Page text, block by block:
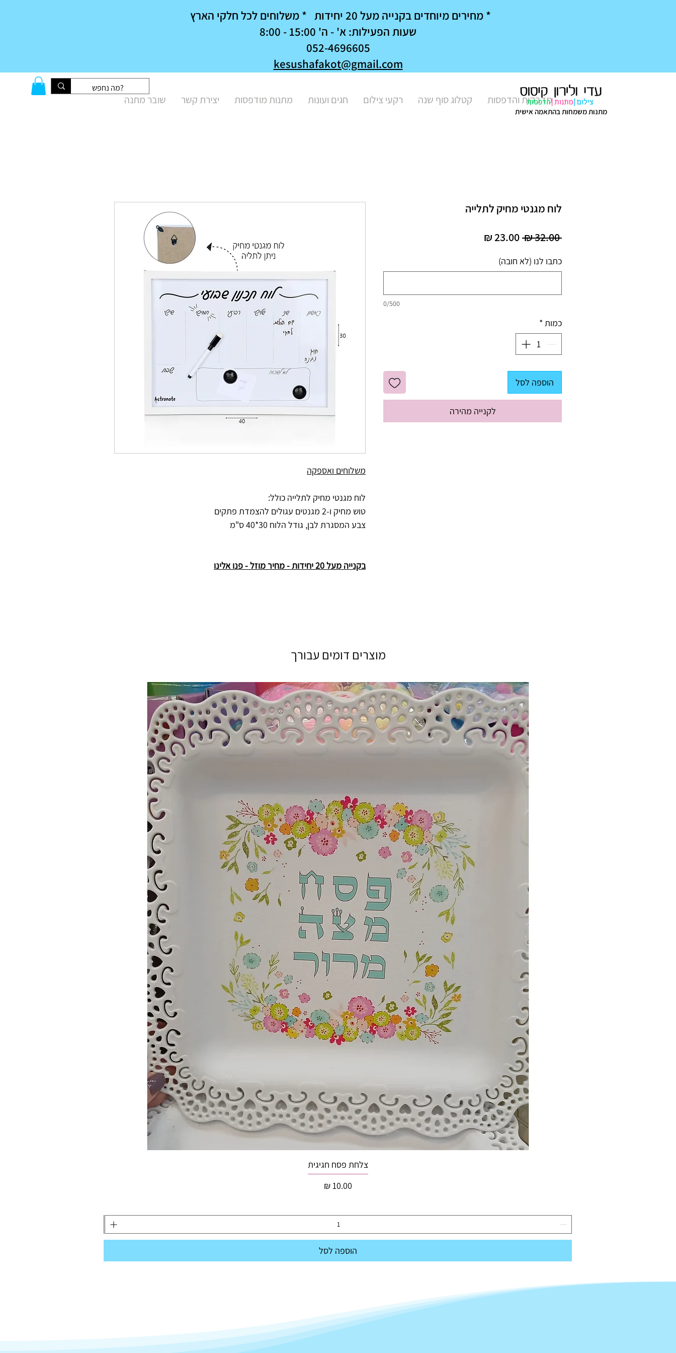
* מחירים מיוחדים בקנייה מעל 20 יחידות * משלוחים לכל חלקי הארץ
שעות הפעילות: א' - ה' 15:00 - 8:00
052-4696605
kesushafakot@gmail.com
מדבקות והדפסות קטלוג סוף שנה רקעי צילום חגים ועונות מתנות מודפסות יצירת קשר שובר מתנה
מתנות משמחות בהתאמה אישית
משלוחים ואספקה
לוח מגנטי מחיק לתלייה כולל:
טוש מחיק ו-2 מגנטים עגולים להצמדת פתקים
צבע המסגרת לבן, גודל הלוח 30*40 ס"מ
בקנייה מעל 20 יחידות - מחיר מוזל - פנו אלינו
לוח מגנטי מחיק לתלייה
‏32.00 ‏₪
מחיר
כתבו לנו (לא חובה)
0/500
כמות *
הוספה לסל
לקנייה מהירה
מוצרים דומים עבורך
צלחת פסח חגיגית
מחיר
הוספה לסל